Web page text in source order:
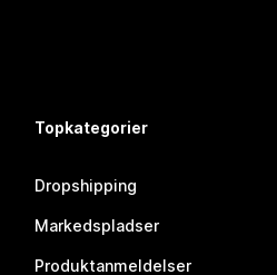
Topkategorier
Dropshipping
Markedspladser
Produktanmeldelser